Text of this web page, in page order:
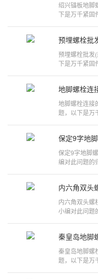
绍兴锚板地脚
下是万千紧固
预埋螺栓批
预埋螺栓批发
下是万千紧固
地脚螺栓连
地脚螺栓连接
题，以下是万
保定9字地脚
编对此问题的
内六角双头螺
小编对此问题
秦皇岛地脚螺
题，以下是万